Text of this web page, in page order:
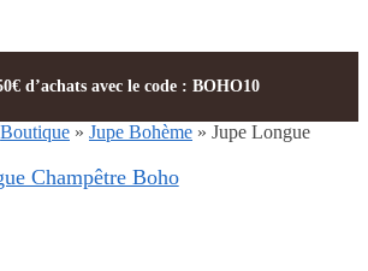
d’achats avec le code : BOHO10
Boutique » Jupe Bohème » Jupe Longue